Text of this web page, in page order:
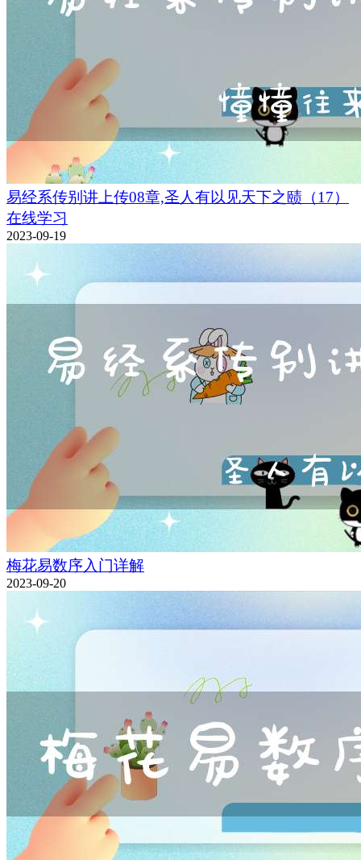
易经系传别讲上传08章,圣人有以见天下之赜（17）
在线学习
2023-09-19
梅花易数序入门详解
2023-09-20